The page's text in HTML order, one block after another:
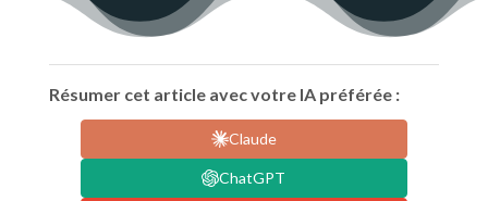
Résumer cet article avec votre IA préférée :
Claude
ChatGPT